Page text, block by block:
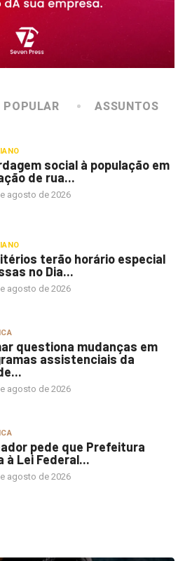
POPULAR ASSUNTOS
social à população em
de rua...
agosto de 2026
terão horário especial
no Dia...
agosto de 2026
questiona mudanças em
assistenciais da
agosto de 2026
pede que Prefeitura
à Lei Federal...
agosto de 2026